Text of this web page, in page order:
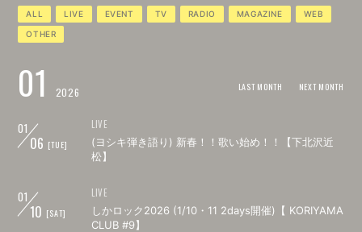
DISC
MOVIE
ALL LIVE EVENT TV RADIO MAGAZINE WEB
OTHER
01 2026 LAST MONTH NEXT MONTH
01
06 [TUE]
LIVE
(ヨシキ弾き語り) 新春！！歌い始め！！【下北沢近
松】
01
10 [SAT]
LIVE
しかロック2026 (1/10・11 2days開催)【 KORIYAMA
CLUB #9】